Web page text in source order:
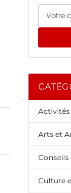
Activités
Arts et
Conseils
Culture